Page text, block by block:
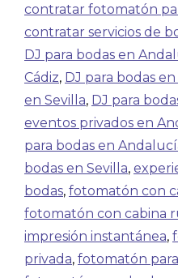
contratar fotomatón
contratar servicios de
DJ para bodas en
Cádiz, DJ para bodas
en Sevilla, DJ para
eventos privados en
para bodas en
bodas en Sevilla,
bodas, fotomatón con
fotomatón con cabina
impresión instantánea,
privada, fotomatón